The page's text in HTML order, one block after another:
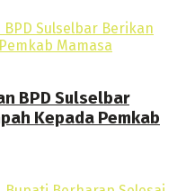
BPD Sulselbar
Kepada Pemkab